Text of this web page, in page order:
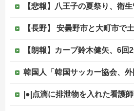
【悲報】八王子の夏祭り、衛
【長野】 安曇野市と大町市で土砂崩落 山中の道路が寸断 宿泊客や登山客など計400
【朗報】カープ鈴木健矢、6回2安打1失点！床田の代役
韓国人「韓国サッカー協会、外国人審判に“性接待”報道・・・」→「2002年の審判買収が事実だっ
|●|点滴に排泄物を入れた看護師が勤めていた病院、新病棟を建てたばかりな